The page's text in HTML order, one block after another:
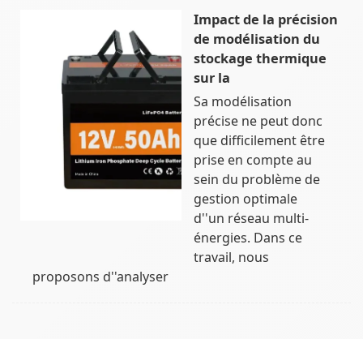
Impact de la précision
de modélisation du
stockage thermique
sur la
Sa modélisation
précise ne peut donc
que difficilement être
prise en compte au
sein du problème de
gestion optimale
d''un réseau multi-
énergies. Dans ce
travail, nous
proposons d''analyser